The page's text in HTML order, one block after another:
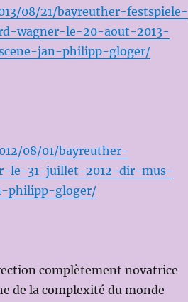
08/21/bayreuther-festspiele-
wagner-le-20-aout-2013-
jan-philipp-gloger/
08/01/bayreuther-
le-31-juillet-2012-dir-mus-
philipp-gloger/
complètement novatrice
de la complexité du monde